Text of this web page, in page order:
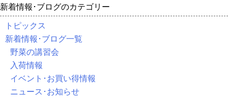
新着情報･ブログのカテゴリー
トピックス
新着情報･ブログ一覧
野菜の講習会
入荷情報
イベント･お買い得情報
ニュース･お知らせ